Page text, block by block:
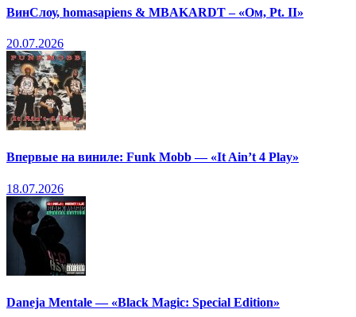
ВинСлоу, homasapiens & MBAKARDT – «Ом, Pt. II»
20.07.2026
Впервые на виниле: Funk Mobb — «It Ain’t 4 Play»
18.07.2026
Daneja Mentale — «Black Magic: Special Edition»